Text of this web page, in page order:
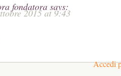
fondatora says:
2015 at 9:43
Accedi